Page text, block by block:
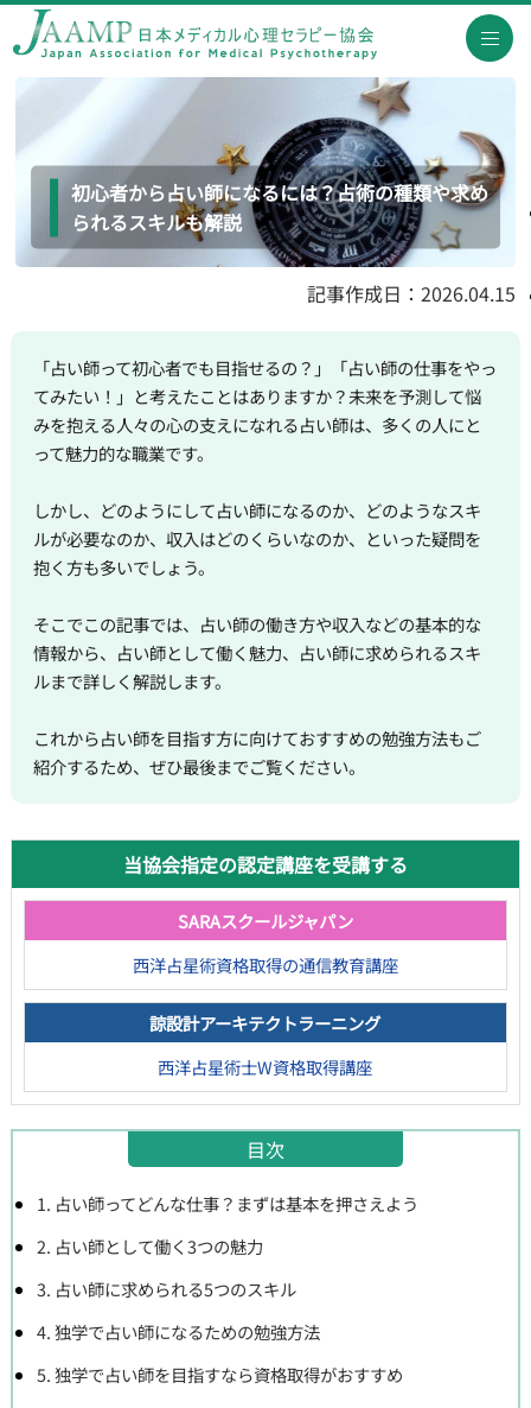
初心者から占い師になるには？占術の種類や求め
られるスキルも解説
記事作成日：2026.04.15
「占い師って初心者でも目指せるの？」「占い師の仕事をやっ
てみたい！」と考えたことはありますか？未来を予測して悩
みを抱える人々の心の支えになれる占い師は、多くの人にと
って魅力的な職業です。
しかし、どのようにして占い師になるのか、どのようなスキ
ルが必要なのか、収入はどのくらいなのか、といった疑問を
抱く方も多いでしょう。
そこでこの記事では、占い師の働き方や収入などの基本的な
情報から、占い師として働く魅力、占い師に求められるスキ
ルまで詳しく解説します。
これから占い師を目指す方に向けておすすめの勉強方法もご
紹介するため、ぜひ最後までご覧ください。
当協会指定の認定講座を受講する
SARAスクールジャパン
西洋占星術資格取得の通信教育講座
諒設計アーキテクトラーニング
西洋占星術士W資格取得講座
目次
1. 占い師ってどんな仕事？まずは基本を押さえよう
2. 占い師として働く3つの魅力
3. 占い師に求められる5つのスキル
4. 独学で占い師になるための勉強方法
5. 独学で占い師を目指すなら資格取得がおすすめ